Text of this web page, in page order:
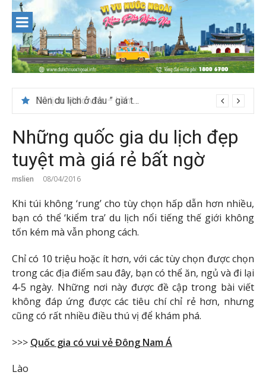
content
Nên du lịch ở đâu ” giá tốt” dịp lễ quốc khánh 2/9
Những quốc gia du lịch đẹp
tuyệt mà giá rẻ bất ngờ
mslien 08/04/2016
Khi túi không ‘rung’ cho tùy chọn hấp dẫn hơn nhiều,
bạn có thể ‘kiểm tra’ du lịch nổi tiếng thế giới không
tốn kém mà vẫn phong cách.
Chỉ có 10 triệu hoặc ít hơn, với các tùy chọn được chọn
trong các địa điểm sau đây, bạn có thể ăn, ngủ và đi lại
4-5 ngày. Những nơi này được đề cập trong bài viết
không đáp ứng được các tiêu chí chỉ rẻ hơn, nhưng
cũng có rất nhiều điều thú vị để khám phá.
>>> Quốc gia có vui vẻ Đông Nam Á
Lào